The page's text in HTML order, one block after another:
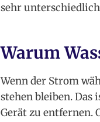
sehr
Warum
Wenn der Strom
stehen bleiben. Das
Gerät zu entfernen.